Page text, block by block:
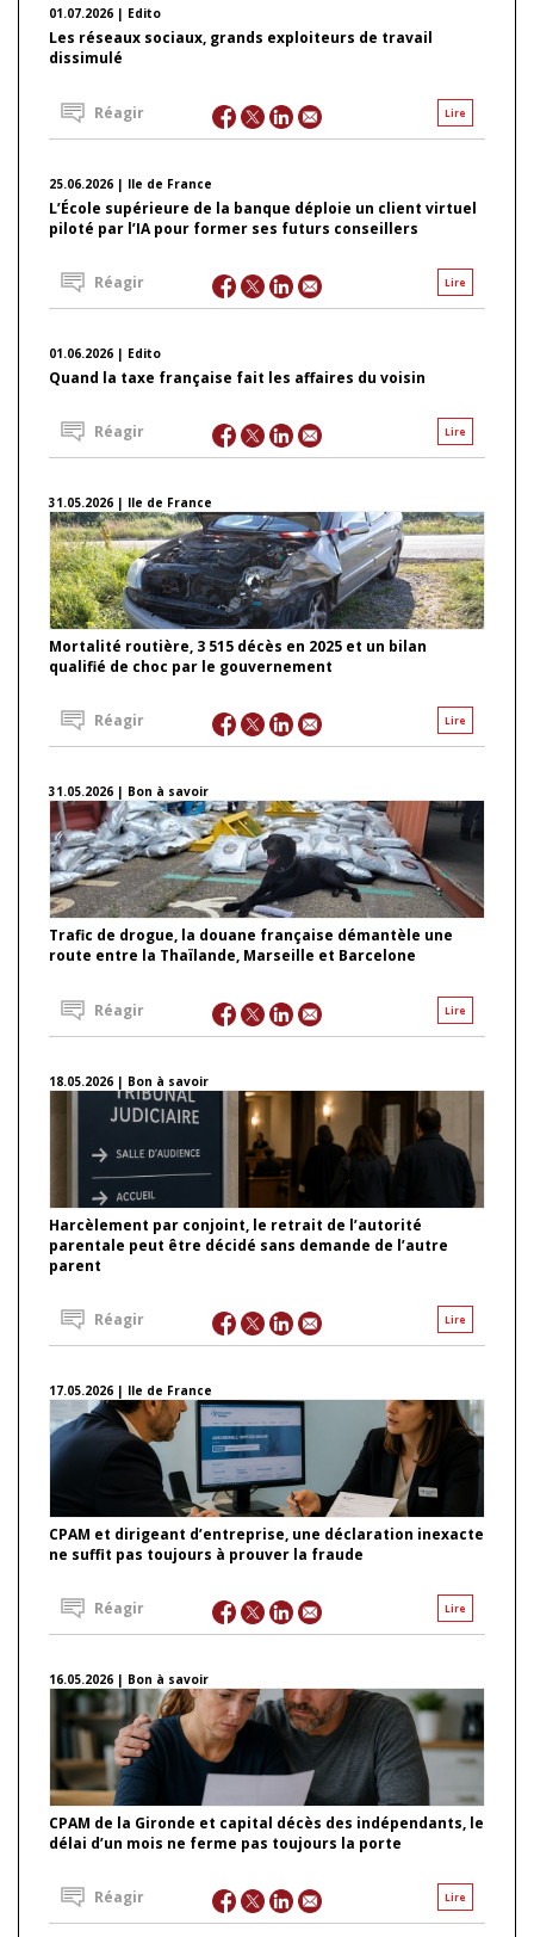
01.07.2026 | Edito
Les réseaux sociaux, grands exploiteurs de travail
dissimulé
Lire
Réagir
25.06.2026 | Ile de France
L’École supérieure de la banque déploie un client virtuel
piloté par l’IA pour former ses futurs conseillers
Lire
Réagir
01.06.2026 | Edito
Quand la taxe française fait les affaires du voisin
Lire
Réagir
31.05.2026 | Ile de France
Mortalité routière, 3 515 décès en 2025 et un bilan
qualifié de choc par le gouvernement
Lire
Réagir
31.05.2026 | Bon à savoir
Trafic de drogue, la douane française démantèle une
route entre la Thaïlande, Marseille et Barcelone
Lire
Réagir
18.05.2026 | Bon à savoir
Harcèlement par conjoint, le retrait de l’autorité
parentale peut être décidé sans demande de l’autre
parent
Lire
Réagir
17.05.2026 | Ile de France
CPAM et dirigeant d’entreprise, une déclaration inexacte
ne suffit pas toujours à prouver la fraude
Lire
Réagir
16.05.2026 | Bon à savoir
CPAM de la Gironde et capital décès des indépendants, le
délai d’un mois ne ferme pas toujours la porte
Lire
Réagir